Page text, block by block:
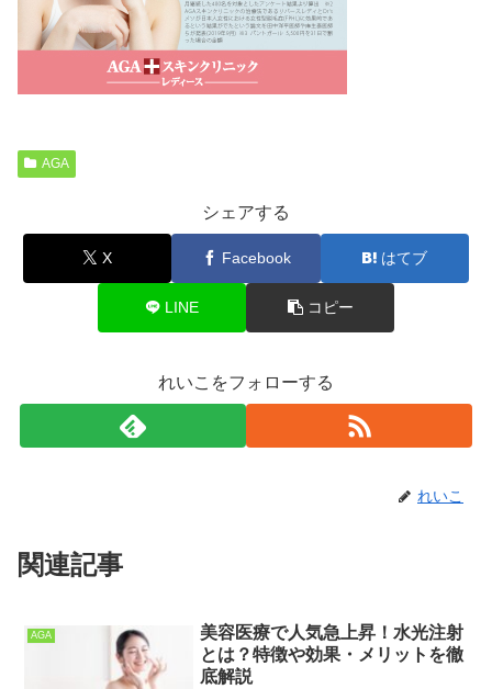
AGA
シェアする
X Facebook はてブ
LINE コピー
れいこをフォローする
れいこ
関連記事
AGA
美容医療で人気急上昇！水光注射
とは？特徴や効果・メリットを徹
底解説